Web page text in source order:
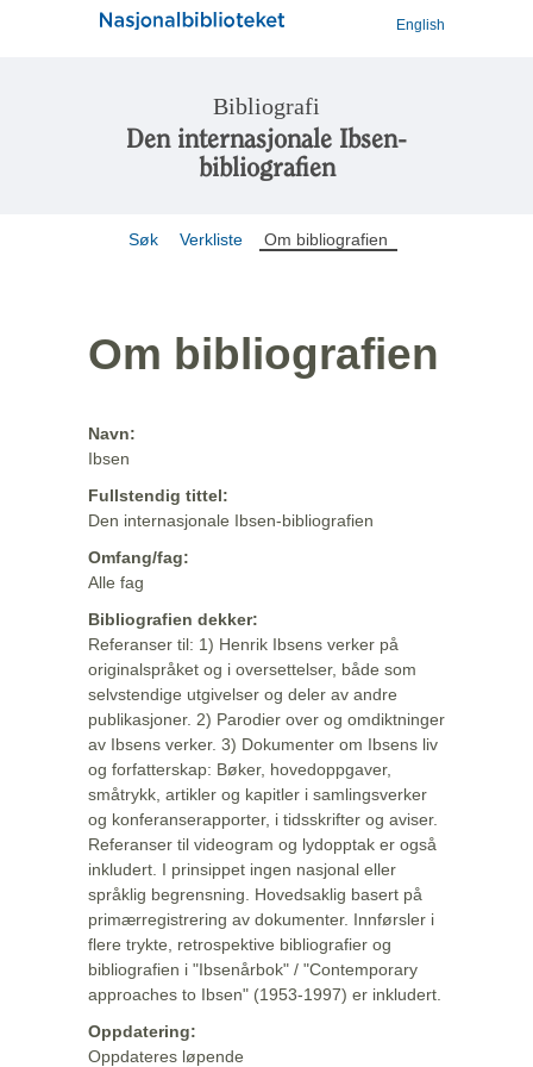
English
Bibliografi
Den internasjonale Ibsen-
bibliografien
Søk Verkliste Om bibliografien
Om bibliografien
Navn:
Ibsen
Fullstendig tittel:
Den internasjonale Ibsen-bibliografien
Omfang/fag:
Alle fag
Bibliografien dekker:
Referanser til: 1) Henrik Ibsens verker på
originalspråket og i oversettelser, både som
selvstendige utgivelser og deler av andre
publikasjoner. 2) Parodier over og omdiktninger
av Ibsens verker. 3) Dokumenter om Ibsens liv
og forfatterskap: Bøker, hovedoppgaver,
småtrykk, artikler og kapitler i samlingsverker
og konferanserapporter, i tidsskrifter og aviser.
Referanser til videogram og lydopptak er også
inkludert. I prinsippet ingen nasjonal eller
språklig begrensning. Hovedsaklig basert på
primærregistrering av dokumenter. Innførsler i
flere trykte, retrospektive bibliografier og
bibliografien i "Ibsenårbok" / "Contemporary
approaches to Ibsen" (1953-1997) er inkludert.
Oppdatering:
Oppdateres løpende